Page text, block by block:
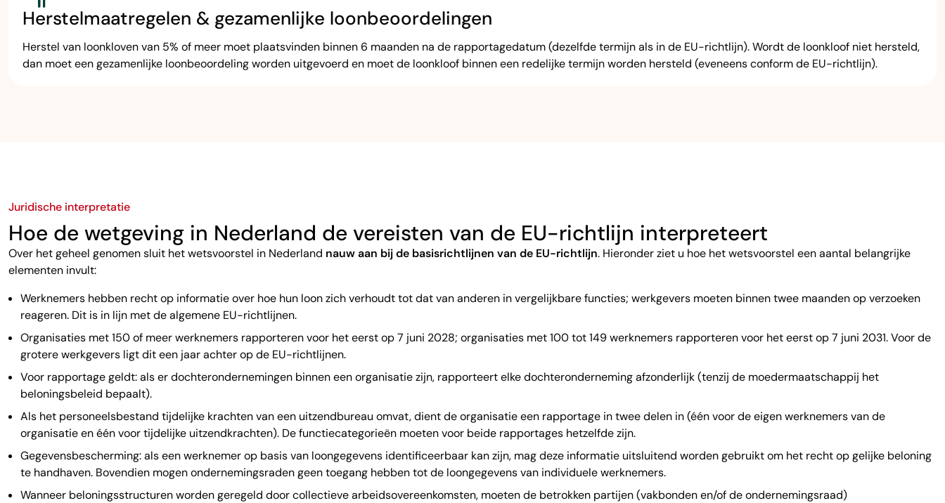
Herstelmaatregelen & gezamenlijke loonbeoordelingen
Herstel van loonkloven van 5% of meer moet plaatsvinden binnen 6 maanden na de rapportagedatum (dezelfde termijn als in de EU-richtlijn). Wordt de loonkloof niet hersteld,
dan moet een gezamenlijke loonbeoordeling worden uitgevoerd en moet de loonkloof binnen een redelijke termijn worden hersteld (eveneens conform de EU-richtlijn).
Juridische interpretatie
Hoe de wetgeving in Nederland de vereisten van de EU-richtlijn interpreteert
Over het geheel genomen sluit het wetsvoorstel in Nederland nauw aan bij de basisrichtlijnen van de EU-richtlijn. Hieronder ziet u hoe het wetsvoorstel een aantal belangrijke
elementen invult:
Werknemers hebben recht op informatie over hoe hun loon zich verhoudt tot dat van anderen in vergelijkbare functies; werkgevers moeten binnen twee maanden op verzoeken
reageren. Dit is in lijn met de algemene EU-richtlijnen.
Organisaties met 150 of meer werknemers rapporteren voor het eerst op 7 juni 2028; organisaties met 100 tot 149 werknemers rapporteren voor het eerst op 7 juni 2031. Voor de
grotere werkgevers ligt dit een jaar achter op de EU-richtlijnen.
Voor rapportage geldt: als er dochterondernemingen binnen een organisatie zijn, rapporteert elke dochteronderneming afzonderlijk (tenzij de moedermaatschappij het
beloningsbeleid bepaalt).
Als het personeelsbestand tijdelijke krachten van een uitzendbureau omvat, dient de organisatie een rapportage in twee delen in (één voor de eigen werknemers van de
organisatie en één voor tijdelijke uitzendkrachten). De functiecategorieën moeten voor beide rapportages hetzelfde zijn.
Gegevensbescherming: als een werknemer op basis van loongegevens identificeerbaar kan zijn, mag deze informatie uitsluitend worden gebruikt om het recht op gelijke beloning
te handhaven. Bovendien mogen ondernemingsraden geen toegang hebben tot de loongegevens van individuele werknemers.
Wanneer beloningsstructuren worden geregeld door collectieve arbeidsovereenkomsten, moeten de betrokken partijen (vakbonden en/of de ondernemingsraad)